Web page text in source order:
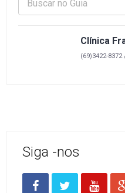
Clínica
(69)3422-8372
Siga -nos